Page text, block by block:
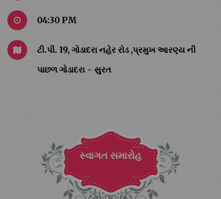
04:30 PM
ટી.પી. 19, ગોડાદરા નહેર રોડ ,પ્રમુખ આરણ્ય ની
પાછળ ગોડાદરા - સુરત
સ્વાગત સમારોહ